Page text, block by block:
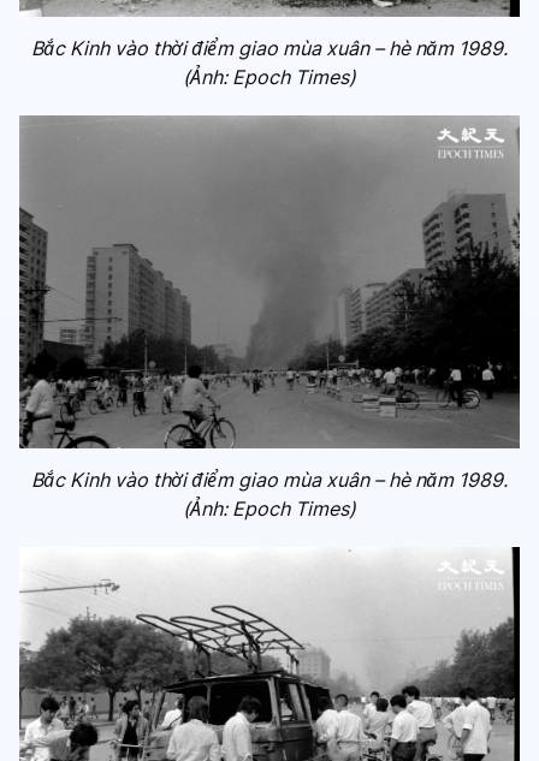
Bắc Kinh vào thời điểm giao mùa xuân – hè năm 1989.
(Ảnh: Epoch Times)
Bắc Kinh vào thời điểm giao mùa xuân – hè năm 1989.
(Ảnh: Epoch Times)